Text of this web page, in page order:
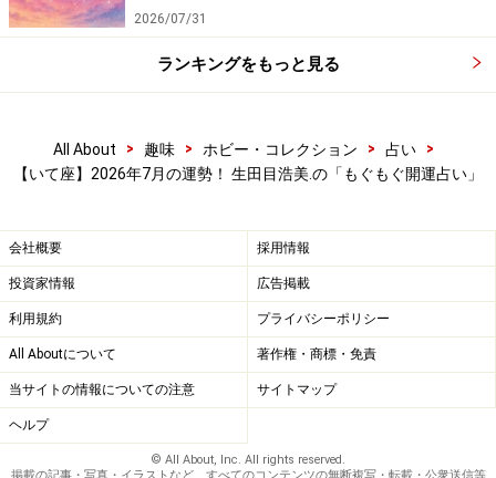
2026/07/31
ランキングをもっと見る
All About > 趣味 > ホビー・コレクション > 占い
>
【いて座】2026年7月の運勢！ 生田目浩美.の「もぐもぐ開運占い」
会社概要 採用情報
投資家情報 広告掲載
利用規約 プライバシーポリシー
All Aboutについて 著作権・商標・免責
当サイトの情報についての注意 サイトマップ
ヘルプ
© All About, Inc. All rights reserved.